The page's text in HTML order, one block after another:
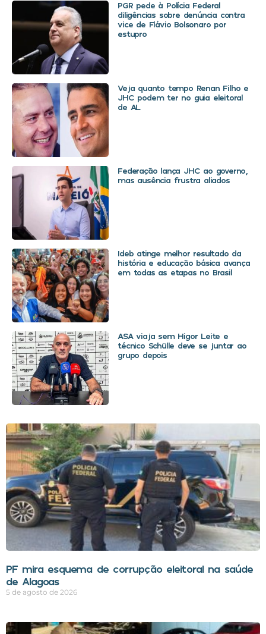
PGR pede à Polícia Federal
diligências sobre denúncia contra
vice de Flávio Bolsonaro por
estupro
Veja quanto tempo Renan Filho e
JHC podem ter no guia eleitoral
de AL
Federação lança JHC ao governo,
mas ausência frustra aliados
Ideb atinge melhor resultado da
história e educação básica avança
em todas as etapas no Brasil
ASA viaja sem Higor Leite e
técnico Schülle deve se juntar ao
grupo depois
PF mira esquema de corrupção eleitoral na saúde
de Alagoas
5 de agosto de 2026